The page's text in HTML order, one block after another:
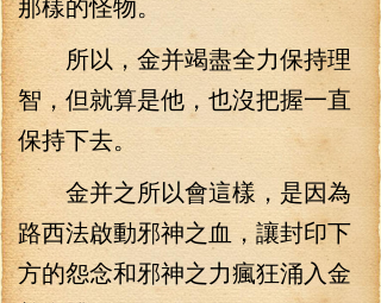
所以，金并竭盡全力保持理
智，但就算是他，也沒把握一直
保持下去。
金并之所以會這樣，是因為
路西法啟動邪神之血，讓封印下
方的怨念和邪神之力瘋狂涌入金